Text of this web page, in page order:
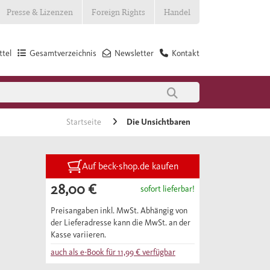
Presse & Lizenzen Foreign Rights Handel
Kontakt
Newsletter
Gesamtverzeichnis
Startseite Die Unsichtbaren
Auf beck-shop.de kaufen
28,00 € sofort lieferbar!
Preisangaben inkl. MwSt. Abhängig von
der Lieferadresse kann die MwSt. an der
Kasse variieren.
auch als e-Book für11,99 €verfügbar